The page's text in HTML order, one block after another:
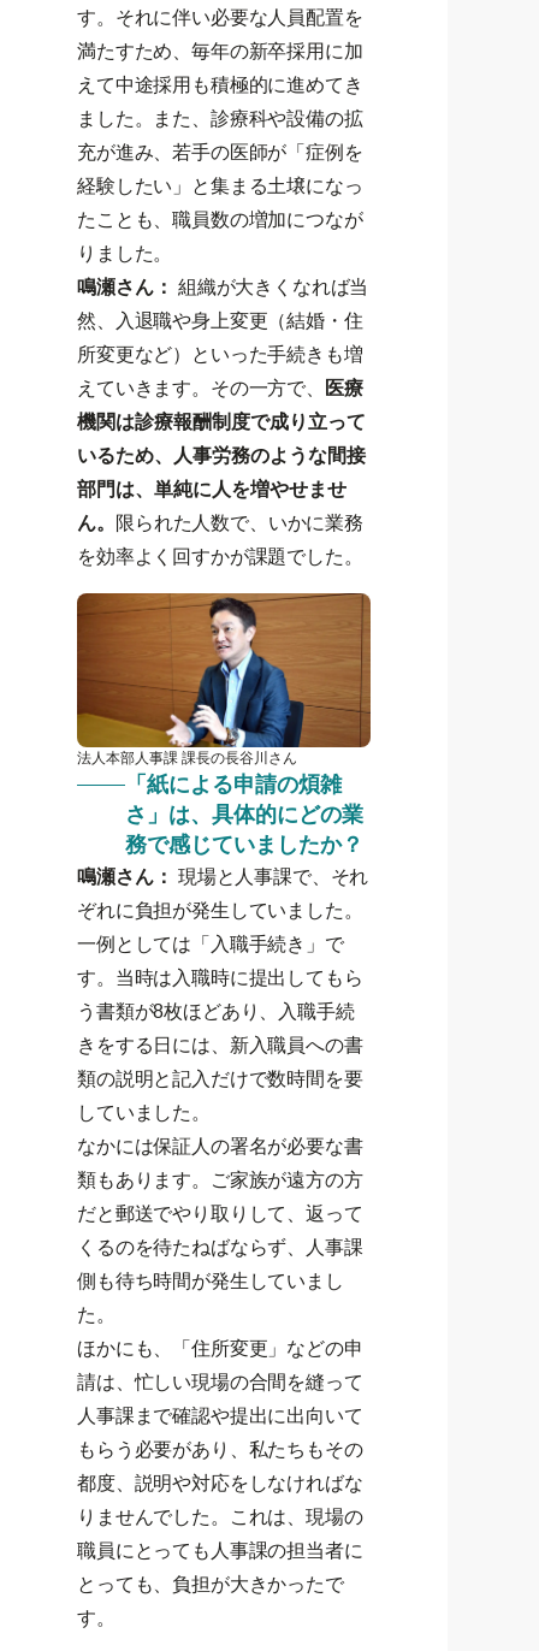
す。それに伴い必要な人員配置を
満たすため、毎年の新卒採用に加
えて中途採用も積極的に進めてき
ました。また、診療科や設備の拡
充が進み、若手の医師が「症例を
経験したい」と集まる土壌になっ
たことも、職員数の増加につなが
りました。
鳴瀬さん： 組織が大きくなれば当
然、入退職や身上変更（結婚・住
所変更など）といった手続きも増
えていきます。その一方で、
医療
機関は診療報酬制度で成り立って
いるため、人事労務のような間接
部門は、単純に人を増やせませ
ん。
限られた人数で、いかに業務
を効率よく回すかが課題でした。
法人本部人事課 課長の長谷川さん
「紙による申請の煩雑
さ」は、具体的にどの業
務で感じていましたか？
鳴瀬さん： 現場と人事課で、それ
ぞれに負担が発生していました。
一例としては「入職手続き」で
す。当時は入職時に提出してもら
う書類が8枚ほどあり、入職手続
きをする日には、新入職員への書
類の説明と記入だけで数時間を要
していました。
なかには保証人の署名が必要な書
類もあります。ご家族が遠方の方
だと郵送でやり取りして、返って
くるのを待たねばならず、人事課
側も待ち時間が発生していまし
た。
ほかにも、「住所変更」などの申
請は、忙しい現場の合間を縫って
人事課まで確認や提出に出向いて
もらう必要があり、私たちもその
都度、説明や対応をしなければな
りませんでした。これは、現場の
職員にとっても人事課の担当者に
とっても、負担が大きかったで
す。